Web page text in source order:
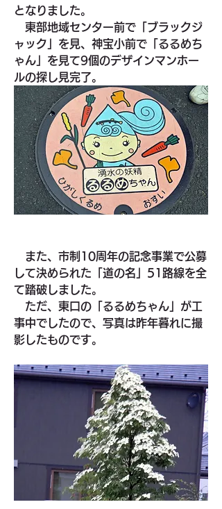
となりました。
東部地域センター前で「ブラックジ
ャック」を見、神宝小前で「るるめち
ゃん」を見て9個のデザインマンホー
ルの探し見完了。
また、市制10周年の記念事業で公募
して決められた「道の名」51路線を全
て踏破しました。
ただ、東口の「るるめちゃん」が工
事中でしたので、写真は昨年暮れに撮
影したものです。